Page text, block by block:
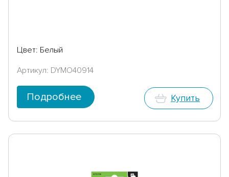
Цвет: Белый
Артикул: DYMO40914
Подробнее Купить